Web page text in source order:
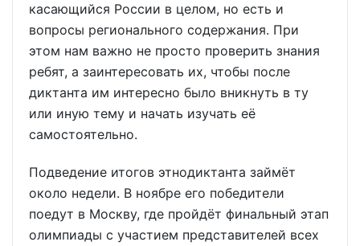
касающийся России в целом, но есть и
вопросы регионального содержания. При
этом нам важно не просто проверить знания
ребят, а заинтересовать их, чтобы после
диктанта им интересно было вникнуть в ту
или иную тему и начать изучать её
самостоятельно.
Подведение итогов этнодиктанта займёт
около недели. В ноябре его победители
поедут в Москву, где пройдёт финальный этап
олимпиады с участием представителей всех